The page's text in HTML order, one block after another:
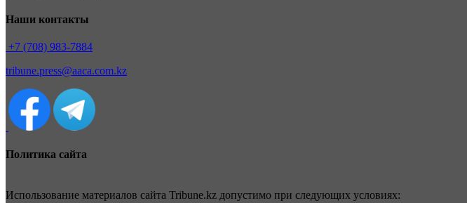
Наши контакты
+7 (708) 983-7884
tribune.press@aaca.com.kz
Политика сайта
Использование материалов сайта Tribune.kz допустимо при следующих условиях: